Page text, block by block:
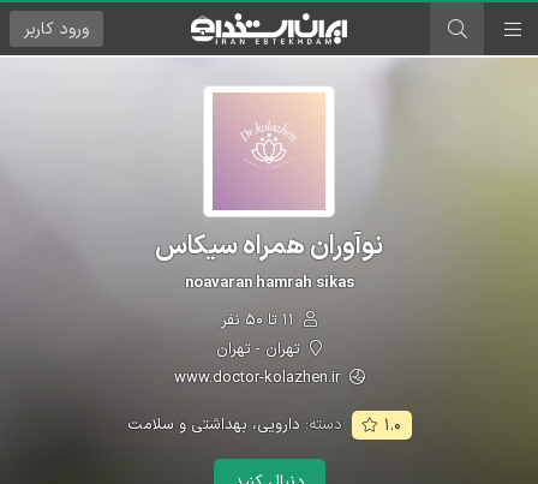
ورود کاربر
نوآوران همراه سیکاس
noavaran hamrah sikas
تهران - تهران
www.doctor-kolazhen.ir
۱.۰ دسته:دارویی، بهداشتی و سلامت